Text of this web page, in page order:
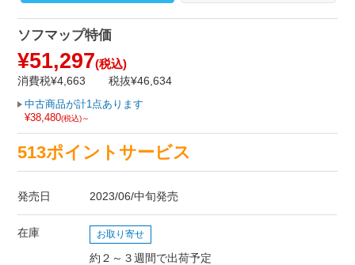
ソフマップ特価
¥51,297(税込)
消費税¥4,663 税抜¥46,634
中古商品が計1点あります
¥38,480(税込)～
513ポイントサービス
発売日 2023/06/中旬発売
在庫 お取り寄せ
約２～３週間で出荷予定